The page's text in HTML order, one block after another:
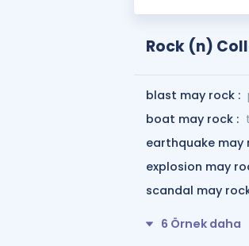
Rock (n)
blast may rock :
boat may rock :
earthquake may
explosion may
scandal may
6 Örnek daha